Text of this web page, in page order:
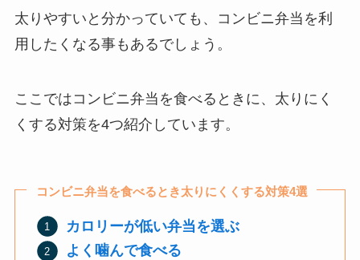
太りやすいと分かっていても、コンビニ弁当を利
用したくなる事もあるでしょう。
ここではコンビニ弁当を食べるときに、太りにく
くする対策を4つ紹介しています。
コンビニ弁当を食べるとき太りにくくする対策4選
カロリーが低い弁当を選ぶ
よく噛んで食べる